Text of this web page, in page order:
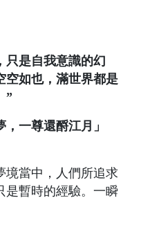
只是自我意識的幻
空如也，滿世界都是
”
，一尊還酹江月」
境當中，人們所追求
是暫時的經驗。一瞬